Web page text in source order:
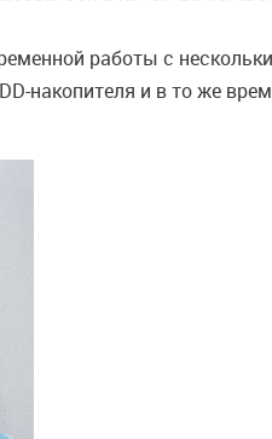
работы с
накопителя и в то же